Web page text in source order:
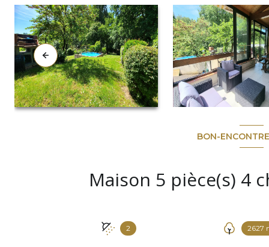
BON-
2 2627